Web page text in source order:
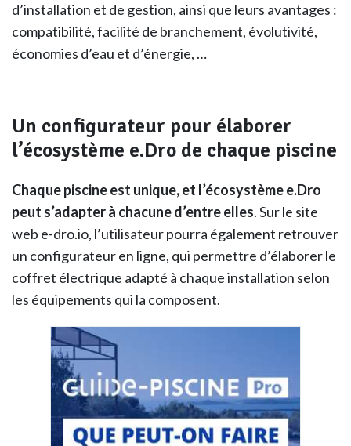
d’installation et de gestion, ainsi que leurs avantages :
compatibilité, facilité de branchement, évolutivité,
économies d’eau et d’énergie, …
Un configurateur pour élaborer
l’écosystème e.Dro de chaque piscine
Chaque piscine est unique, et l’écosystème e.Dro
peut s’adapter à chacune d’entre elles. Sur le site
web e-dro.io, l’utilisateur pourra également retrouver
un configurateur en ligne, qui permettre d’élaborer le
coffret électrique adapté à chaque installation selon
les équipements qui la composent.